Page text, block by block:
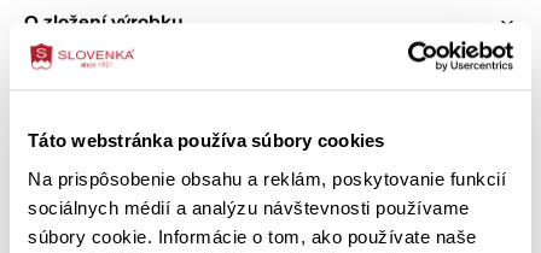
Táto webstránka používa súbory cookies
Na prispôsobenie obsahu a reklám, poskytovanie funkcií
sociálnych médií a analýzu návštevnosti používame
súbory cookie. Informácie o tom, ako používate naše
okrúhly výstrih s tenkým lemom a preštepovaním
klasický priliehavý strih
pohodlné každodenné nosenie
O zložení výrobku
Ako správne vybrať veľkosť
Ako ošetriť výrobok